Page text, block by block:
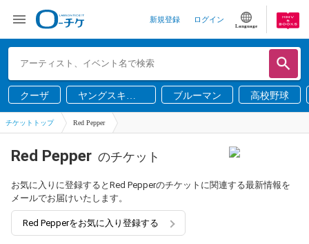
新規登録 ログイン
Language
クーザ
ヤングスキニ
ー
ブルーマン 高校野球
チケットトップ Red Pepper
Red Pepper のチケット
お気に入りに登録するとRed Pepperのチケットに関連する最新情報を
メールでお届けいたします。
Red Pepperをお気に入り登録する